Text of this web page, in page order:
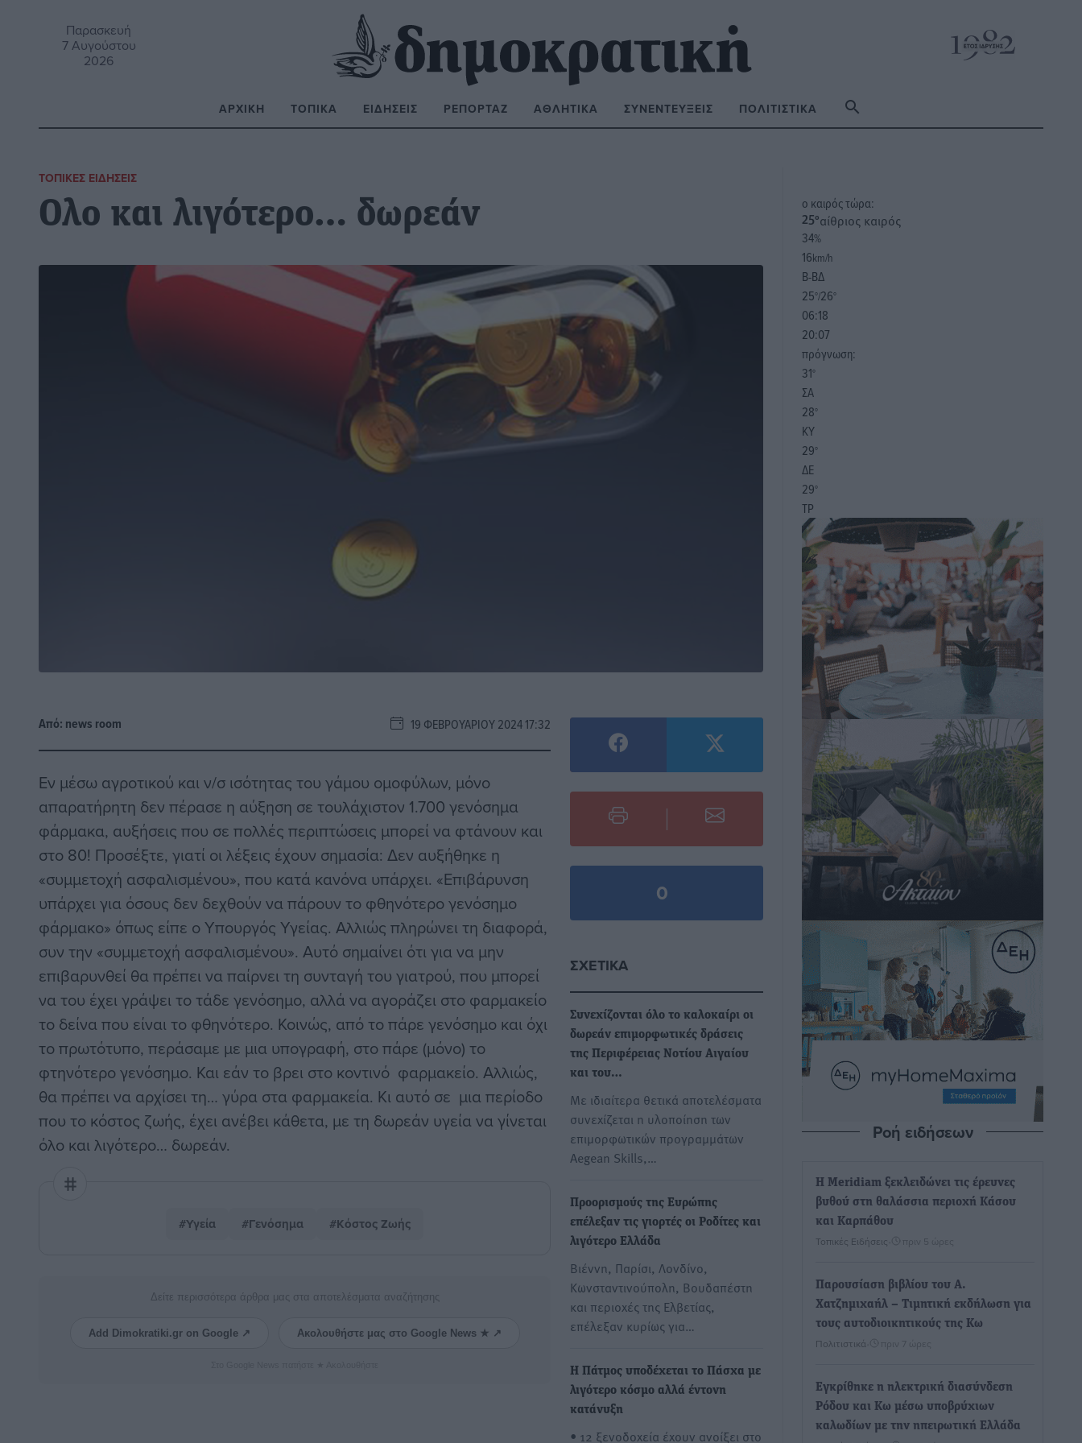
Παρασκευή
7 Αυγούστου
2026
ΑΡΧΙΚΉ ΤΟΠΙΚΆ ΕΙΔΉΣΕΙΣ ΡΕΠΟΡΤΆΖ ΑΘΛΗΤΙΚΆ ΣΥΝΕΝΤΕΎΞΕΙΣ ΠΟΛΙΤΙΣΤΙΚΆ
ΤΟΠΙΚΈΣ ΕΙΔΉΣΕΙΣ
Ολο και λιγότερο… δωρεάν
Από: news room 19 ΦΕΒΡΟΥΑΡΊΟΥ 2024 17:32
Εν μέσω αγροτικού και ν/σ ισότητας του γάμου ομοφύλων, μόνο
απαρατήρητη δεν πέρασε η αύξηση σε τουλάχιστον 1.700 γενόσημα
φάρμακα, αυξήσεις που σε πολλές περιπτώσεις μπορεί να φτάνουν και
στο 80! Προσέξτε, γιατί οι λέξεις έχουν σημασία: Δεν αυξήθηκε η
«συμμετοχή ασφαλισμένου», που κατά κανόνα υπάρχει. «Επιβάρυνση
υπάρχει για όσους δεν δεχθούν να πάρουν το φθηνότερο γενόσημο
φάρμακο» όπως είπε ο Υπουργός Υγείας. Αλλιώς πληρώνει τη διαφορά,
συν την «συμμετοχή ασφαλισμένου». Αυτό σημαίνει ότι για να μην
επιβαρυνθεί θα πρέπει να παίρνει τη συνταγή του γιατρού, που μπορεί
να του έχει γράψει το τάδε γενόσημο, αλλά να αγοράζει στο φαρμακείο
το δείνα που είναι το φθηνότερο. Κοινώς, από το πάρε γενόσημο και όχι
το πρωτότυπο, περάσαμε με μια υπογραφή, στο πάρε (μόνο) το
φτηνότερο γενόσημο. Και εάν το βρει στο κοντινό φαρμακείο. Αλλιώς,
θα πρέπει να αρχίσει τη… γύρα στα φαρμακεία. Κι αυτό σε μια περίοδο
που το κόστος ζωής, έχει ανέβει κάθετα, με τη δωρεάν υγεία να γίνεται
όλο και λιγότερο… δωρεάν.
#Υγεία #Γενόσημα #Κόστος Ζωής
Δείτε περισσότερα άρθρα μας στα αποτελέσματα αναζήτησης
Add Dimokratiki.gr on Google ↗ Ακολουθήστε μας στο Google News ★ ↗
0
ΣΧΕΤΙΚΆ
Συνεχίζονται όλο το καλοκαίρι οι
δωρεάν επιμορφωτικές δράσεις
της Περιφέρειας Νοτίου Αιγαίου
και του…
Με ιδιαίτερα θετικά αποτελέσματα
συνεχίζεται η υλοποίηση των
επιμορφωτικών προγραμμάτων
Aegean Skills,…
Προορισμούς της Ευρώπης
επέλεξαν τις γιορτές οι Ροδίτες και
λιγότερο Ελλάδα
Βιέννη, Παρίσι, Λονδίνο,
Κωνσταντινούπολη, Βουδαπέστη
και περιοχές της Ελβετίας,
επέλεξαν κυρίως για…
Η Πάτμος υποδέχεται το Πάσχα με
λιγότερο κόσμο αλλά έντονη
κατάνυξη
• 12 ξενοδοχεία έχουν ανοίξει στο
o καιρός τώρα:
25°αίθριος καιρός
34%
16km/h
Β-ΒΔ
25°/26°
06:18
20:07
πρόγνωση:
31°
ΣΑ
28°
ΚΥ
29°
ΔΕ
29°
ΤΡ
Ροή ειδήσεων
Η Meridiam ξεκλειδώνει τις έρευνες
βυθού στη θαλάσσια περιοχή Κάσου
και Καρπάθου
Τοπικές Ειδήσεις πριν 5 ώρες
Παρουσίαση βιβλίου του Α.
Χατζημιχαήλ – Τιμητική εκδήλωση για
τους αυτοδιοικητικούς της Κω
Πολιτιστικά πριν 7 ώρες
Εγκρίθηκε η ηλεκτρική διασύνδεση
Ρόδου και Κω μέσω υποβρύχιων
καλωδίων με την ηπειρωτική Ελλάδα